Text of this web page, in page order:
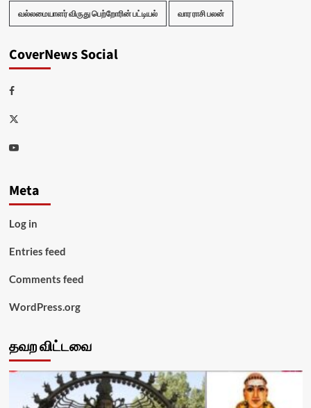
வல்லமையாளர் விருது பெற்றோரின் பட்டியல் வார ராசி பலன்
CoverNews Social
Facebook
Twitter
Youtube
Meta
Log in
Entries feed
Comments feed
WordPress.org
தவற விட்டவை